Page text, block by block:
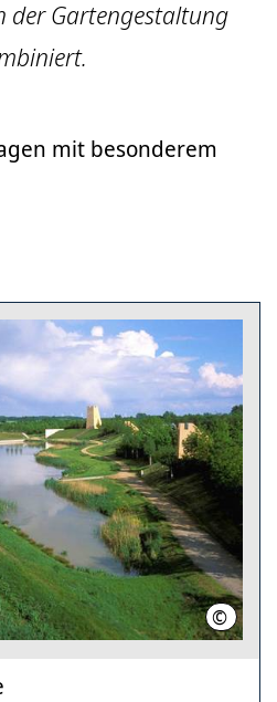
der Gartengestaltung
mit besonderem
© LHH